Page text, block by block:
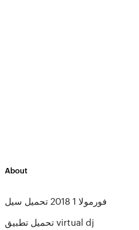
About
فورمولا 1 2018 تحميل سيل
تحميل تطبيق virtual dj